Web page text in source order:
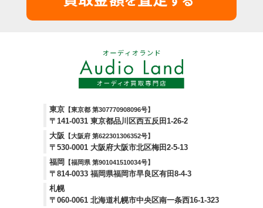
東京 【東京都 第307770908096号】
〒141-0031 東京都品川区西五反田1-26-2
大阪
【大阪府 第622301306352号】
〒530-0001 大阪府大阪市北区梅田2-5-13
福岡
【福岡県 第901041510034号】
〒814-0033 福岡県福岡市早良区有田8-4-3
札幌
〒060-0061 北海道札幌市中央区南一条西16-1-323